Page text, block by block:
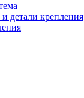
детали крепления